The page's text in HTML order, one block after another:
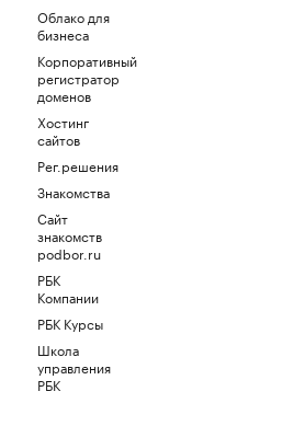
Облако для
бизнеса
Корпоративный
регистратор
доменов
Хостинг
сайтов
Рег.решения
Знакомства
Сайт
знакомств
podbor.ru
РБК
Компании
РБК Курсы
Школа
управления
РБК